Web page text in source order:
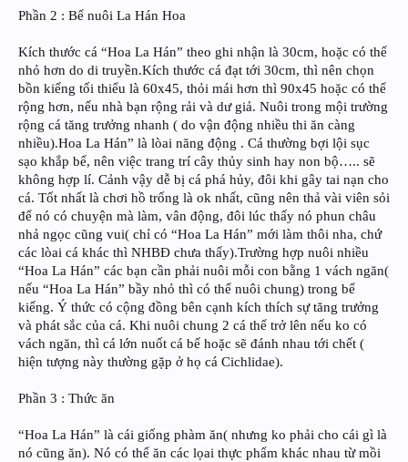
Phần 2 : Bể nuôi La Hán Hoa
Kích thước cá “Hoa La Hán” theo ghi nhận là 30cm, hoặc có thể
nhỏ hơn do di truyền.Kích thước cá đạt tới 30cm, thì nên chọn
bồn kiếng tối thiểu là 60x45, thỏi mái hơn thì 90x45 hoặc có thể
rộng hơn, nếu nhà bạn rộng rải và dư giả. Nuôi trong mội trường
rộng cá tăng trưởng nhanh ( do vận động nhiều thi ăn càng
nhiều).Hoa La Hán” là lòai năng động . Cá thường bợi lội sục
sạo khắp bể, nên việc trang trí cây thủy sinh hay non bộ….. sẽ
không hợp lí. Cảnh vậy dễ bị cá phá hủy, đôi khi gây tai nạn cho
cá. Tốt nhất là chơi hồ trống là ok nhất, cũng nên thả vài viên sỏi
để nó có chuyện mà làm, vân động, đôi lúc thấy nó phun châu
nhả ngọc cũng vui( chỉ có “Hoa La Hán” mới làm thôi nha, chứ
các lòai cá khác thì NHBĐ chưa thấy).Trường hợp nuôi nhiều
“Hoa La Hán” các bạn cần phải nuôi mỗi con bằng 1 vách ngăn(
nếu “Hoa La Hán” bầy nhỏ thì có thể nuôi chung) trong bể
kiếng. Ý thức có cộng đồng bên cạnh kích thích sự tăng trưởng
và phát sắc của cá. Khi nuôi chung 2 cá thể trở lên nếu ko có
vách ngăn, thì cá lớn nuốt cá bế hoặc sẽ đánh nhau tới chết (
hiện tượng này thường gặp ở họ cá Cichlidae).
Phần 3 : Thức ăn
“Hoa La Hán” là cái giống phàm ăn( nhưng ko phải cho cái gì là
nó cũng ăn). Nó có thể ăn các lọai thực phẩm khác nhau từ mồi